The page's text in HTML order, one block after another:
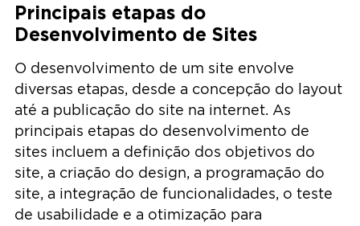
Principais etapas do
Desenvolvimento de Sites
O desenvolvimento de um site envolve
diversas etapas, desde a concepção do layout
até a publicação do site na internet. As
principais etapas do desenvolvimento de
sites incluem a definição dos objetivos do
site, a criação do design, a programação do
site, a integração de funcionalidades, o teste
de usabilidade e a otimização para